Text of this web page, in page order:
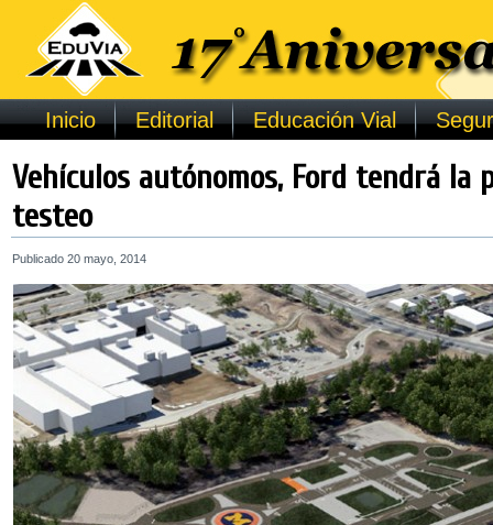
Inicio Editorial Educación Vial
Vehículos autónomos, Ford tendrá la
testeo
Publicado 20 mayo, 2014